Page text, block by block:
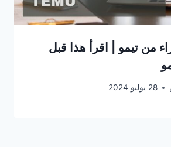
من تيمو | اقرأ هذا قبل
28 يوليو 2024